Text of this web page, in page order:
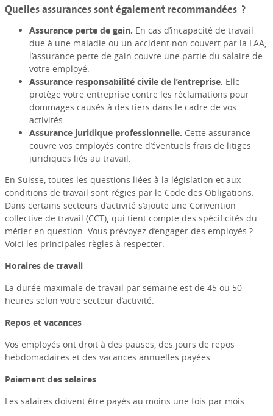
Quelles assurances sont également recommandées ?
Assurance perte de gain. En cas d’incapacité de travail
due à une maladie ou un accident non couvert par la LAA,
l’assurance perte de gain couvre une partie du salaire de
votre employé.
Assurance responsabilité civile de l’entreprise. Elle
protège votre entreprise contre les réclamations pour
dommages causés à des tiers dans le cadre de vos
activités.
Assurance juridique professionnelle. Cette assurance
couvre vos employés contre d’éventuels frais de litiges
juridiques liés au travail.
En Suisse, toutes les questions liées à la législation et aux
conditions de travail sont régies par le Code des Obligations.
Dans certains secteurs d’activité s’ajoute une Convention
collective de travail (CCT), qui tient compte des spécificités du
métier en question. Vous prévoyez d’engager des employés ?
Voici les principales règles à respecter.
Horaires de travail
La durée maximale de travail par semaine est de 45 ou 50
heures selon votre secteur d’activité.
Repos et vacances
Vos employés ont droit à des pauses, des jours de repos
hebdomadaires et des vacances annuelles payées.
Paiement des salaires
Les salaires doivent être payés au moins une fois par mois.